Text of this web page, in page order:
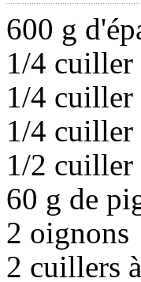
600 g
1/4 cuiller
1/4 cuiller
1/4 cuiller
1/2 cuiller
60 g de
2 oignons
2 cuillers